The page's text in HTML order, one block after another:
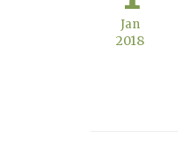
Jan
2018